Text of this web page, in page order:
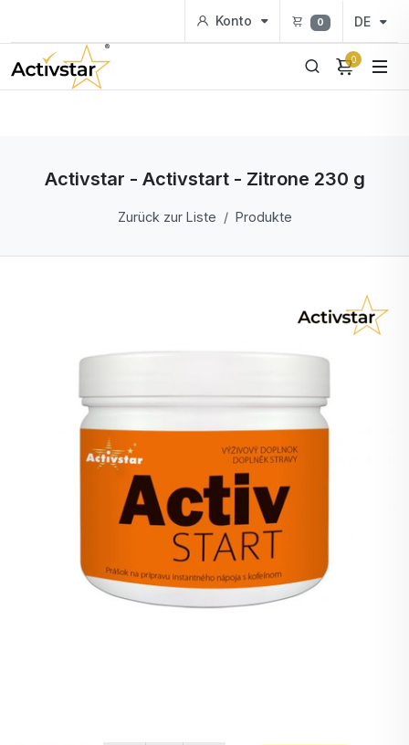
Konto 0 DE
0
Activstar - Activstart - Zitrone 230 g
Zurück zur Liste Produkte